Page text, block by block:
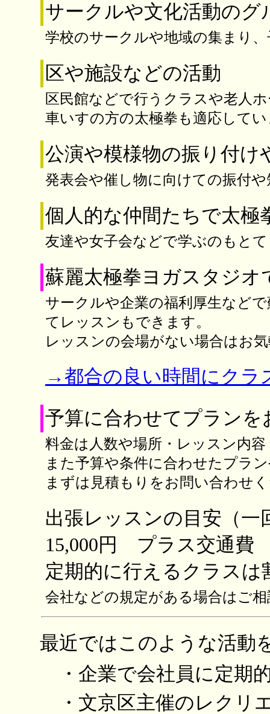
サークルや文化活動のグ
学校のサークルや地域の集まり
区や施設などの活動
区民館などで行うクラスや老人
車いすの方の太極拳も適応して
公演や模様物の振り付け
発表会や催し物に向けての振付
個人的な仲間たちで太極
友達や女子会などで学ぶのもと
蘇麗太極拳ヨガスタジ
サークルや企業の福利厚生など
てレッスンもできます。
レッスンの会場がない場合はお
→都合の良い時間にク
予算に合わせてプランを
料金は人数や場所・レッスン内
また予算や条件に合わせたプラ
まずは見積もりをお問い合わせ
出張レッスンの目安 （
15,000円 プラス交通費
定期的に行えるクラスは
会社などの規定がある場合はご
最近ではこのような活動
・企業で会社員に定期
・文京区主催のレクリ